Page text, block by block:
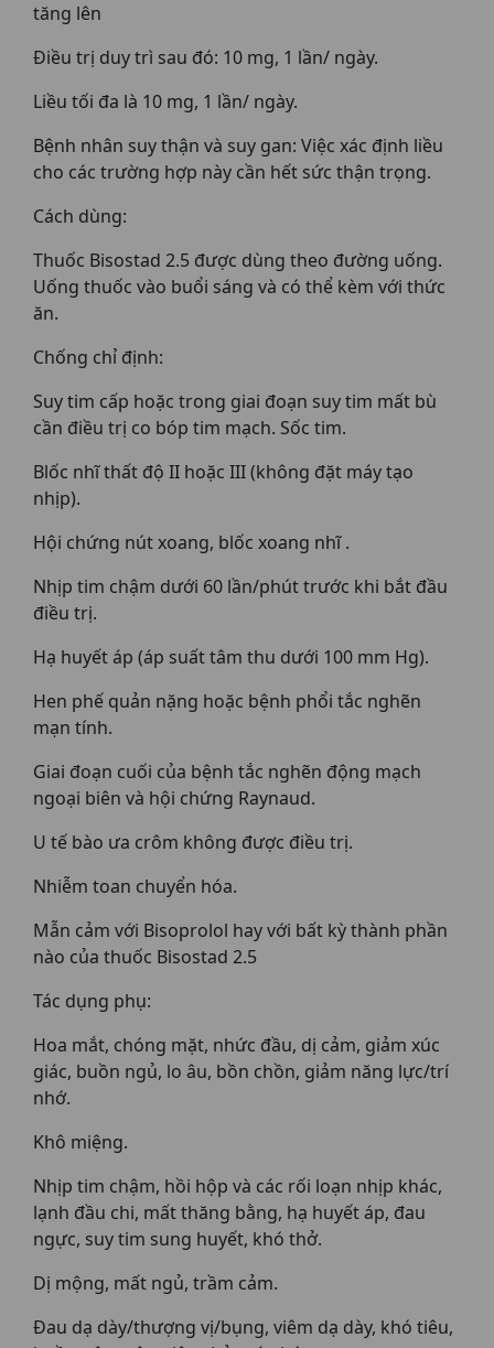
tăng lên
Điều trị duy trì sau đó: 10 mg, 1 lần/ ngày.
Liều tối đa là 10 mg, 1 lần/ ngày.
Bệnh nhân suy thận và suy gan: Việc xác định liều
cho các trường hợp này cần hết sức thận trọng.
Cách dùng:
Thuốc Bisostad 2.5 được dùng theo đường uống.
Uống thuốc vào buổi sáng và có thể kèm với thức
ăn.
Chống chỉ định:
Suy tim cấp hoặc trong giai đoạn suy tim mất bù
cần điều trị co bóp tim mạch. Sốc tim.
Blốc nhĩ thất độ II hoặc III (không đặt máy tạo
nhịp).
Hội chứng nút xoang, blốc xoang nhĩ .
Nhịp tim chậm dưới 60 lần/phút trước khi bắt đầu
điều trị.
Hạ huyết áp (áp suất tâm thu dưới 100 mm Hg).
Hen phế quản nặng hoặc bệnh phổi tắc nghẽn
mạn tính.
Giai đoạn cuối của bệnh tắc nghẽn động mạch
ngoại biên và hội chứng Raynaud.
U tế bào ưa crôm không được điều trị.
Nhiễm toan chuyển hóa.
Mẫn cảm với Bisoprolol hay với bất kỳ thành phần
nào của thuốc Bisostad 2.5
Tác dụng phụ:
Hoa mắt, chóng mặt, nhức đầu, dị cảm, giảm xúc
giác, buồn ngủ, lo âu, bồn chồn, giảm năng lực/trí
nhớ.
Khô miệng.
Nhịp tim chậm, hồi hộp và các rối loạn nhịp khác,
lạnh đầu chi, mất thăng bằng, hạ huyết áp, đau
ngực, suy tim sung huyết, khó thở.
Dị mộng, mất ngủ, trầm cảm.
Đau dạ dày/thượng vị/bụng, viêm dạ dày, khó tiêu,